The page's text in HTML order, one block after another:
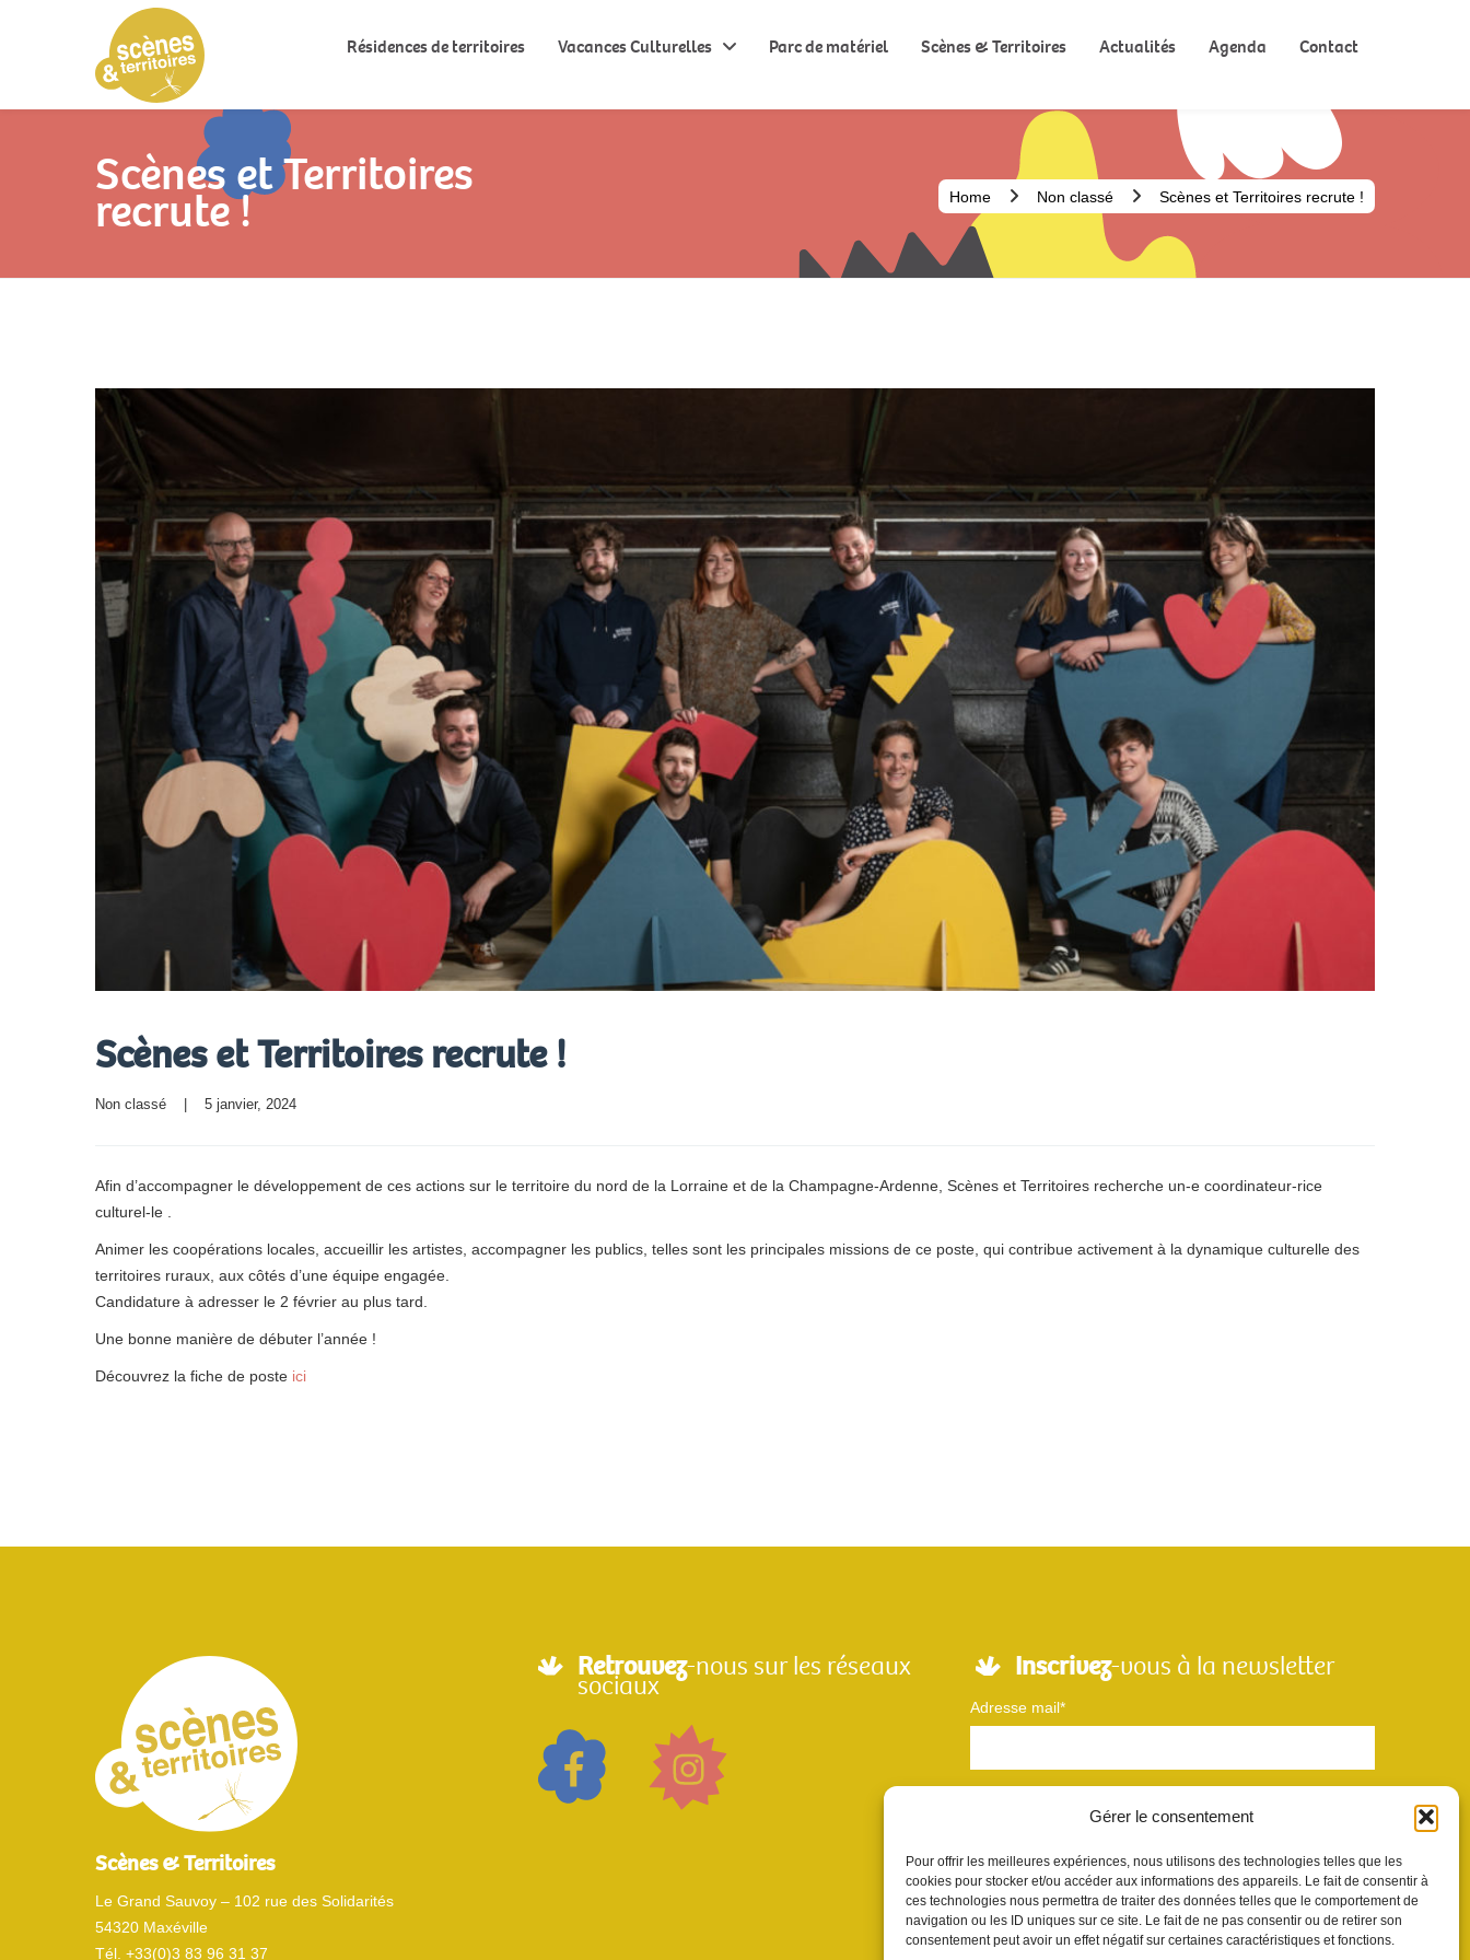
Gérer le consentement
Pour offrir les meilleures expériences, nous utilisons des technologies telles que les
cookies pour stocker et/ou accéder aux informations des appareils. Le fait de consentir à
ces technologies nous permettra de traiter des données telles que le comportement de
navigation ou les ID uniques sur ce site. Le fait de ne pas consentir ou de retirer son
consentement peut avoir un effet négatif sur certaines caractéristiques et fonctions.
Résidences de territoires Vacances Culturelles Parc de matériel Scènes & Territoires Actualités Agenda Contact
Scènes et Territoires
recrute ! Home Non classé Scènes et Territoires recrute !
Scènes et Territoires recrute !
Non classé
    |    5 janvier, 2024
Afin d’accompagner le développement de ces actions sur le territoire du nord de la Lorraine et de la Champagne-Ardenne, Scènes et Territoires recherche un-e coordinateur-rice
culturel-le .
Animer les coopérations locales, accueillir les artistes, accompagner les publics, telles sont les principales missions de ce poste, qui contribue activement à la dynamique culturelle des
territoires ruraux, aux côtés d’une équipe engagée.
Candidature à adresser le 2 février au plus tard.
Une bonne manière de débuter l’année !
Découvrez la fiche de poste ici
Scènes & Territoires
Le Grand Sauvoy – 102 rue des Solidarités
54320 Maxéville
Tél. +33(0)3 83 96 31 37
Retrouvez-nous sur les réseaux
sociaux
Inscrivez-vous à la newsletter
Adresse mail*
Votre e-mail sera utilisé uniquement pour nous permettre de vous envoyer
notre newsletter et des informations à propos de Scènes et Territoires. Vous
pouvez vous désinscrire en utilisant le lien se désabonner de la newsletter.